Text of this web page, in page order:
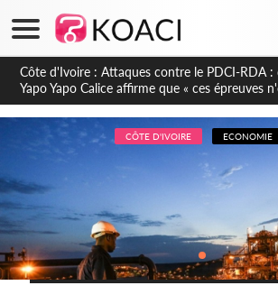
Côte d'Ivoire : Le Colonel-Major Fofié
l'armée perd une figure de la 2e Région
CÔTE D'IVOIRE ECONOMIE